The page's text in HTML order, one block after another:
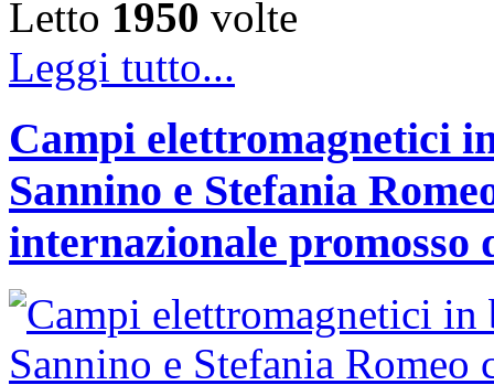
Letto 1950 volte
Leggi tutto...
Campi elettromagnetici
Sannino e Stefania
internazionale promosso